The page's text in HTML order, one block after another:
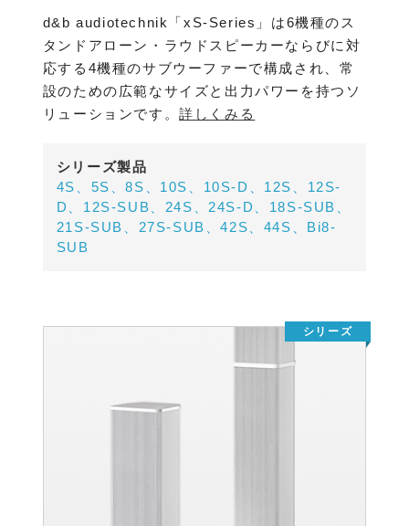
d&b audiotechnik「xS-Series」は6機種のス
タンドアローン・ラウドスピーカーならびに対
応する4機種のサブウーファーで構成され、常
設のための広範なサイズと出力パワーを持つソ
リューションです。詳しくみる
シリーズ製品
4S、5S、8S、10S、10S-D、12S、12S-
D、12S-SUB、24S、24S-D、18S-SUB、
21S-SUB、27S-SUB、42S、44S、Bi8-
SUB